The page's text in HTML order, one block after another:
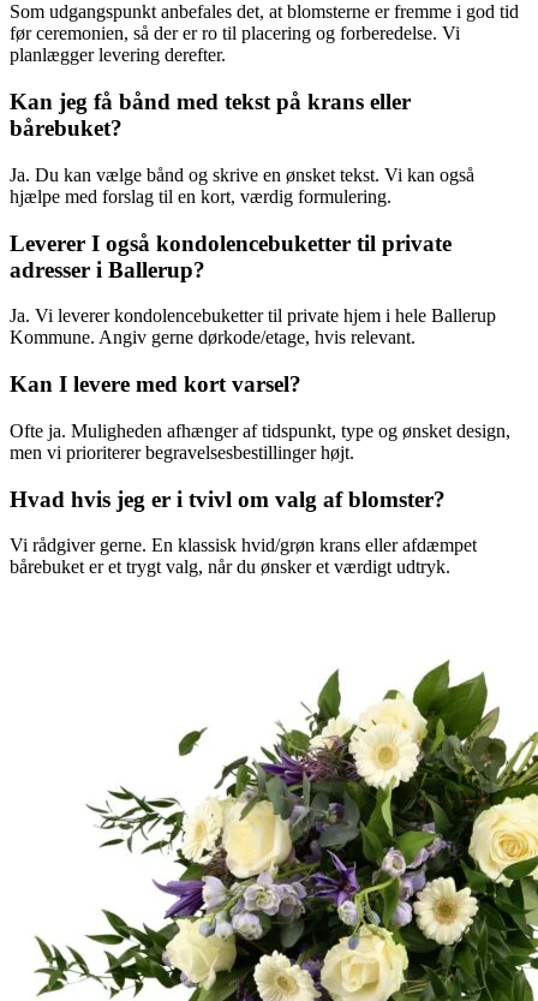
Som udgangspunkt anbefales det, at blomsterne er fremme i god tid
før ceremonien, så der er ro til placering og forberedelse. Vi
planlægger levering derefter.
Kan jeg få bånd med tekst på krans eller
bårebuket?
Ja. Du kan vælge bånd og skrive en ønsket tekst. Vi kan også
hjælpe med forslag til en kort, værdig formulering.
Leverer I også kondolencebuketter til private
adresser i Ballerup?
Ja. Vi leverer kondolencebuketter til private hjem i hele Ballerup
Kommune. Angiv gerne dørkode/etage, hvis relevant.
Kan I levere med kort varsel?
Ofte ja. Muligheden afhænger af tidspunkt, type og ønsket design,
men vi prioriterer begravelsesbestillinger højt.
Hvad hvis jeg er i tvivl om valg af blomster?
Vi rådgiver gerne. En klassisk hvid/grøn krans eller afdæmpet
bårebuket er et trygt valg, når du ønsker et værdigt udtryk.